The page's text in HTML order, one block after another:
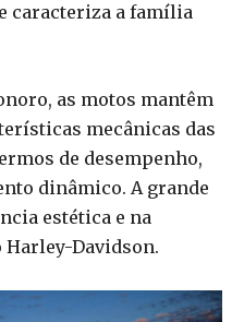
caracteriza a família
as motos mantêm
mecânicas das
de desempenho,
dinâmico. A grande
estética e na
Davidson.